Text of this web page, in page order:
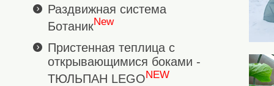
Раздвижная система
БотаникNew
Пристенная теплица с
открывающимися боками -
ТЮЛЬПАН LEGONEW